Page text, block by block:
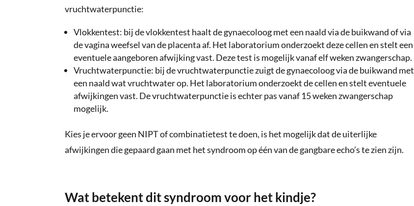
vruchtwaterpunctie:
Vlokkentest: bij de vlokkentest haalt de gynaecoloog met een naald via de buikwand of via
de vagina weefsel van de placenta af. Het laboratorium onderzoekt deze cellen en stelt een
eventuele aangeboren afwijking vast. Deze test is mogelijk vanaf elf weken zwangerschap.
Vruchtwaterpunctie: bij de vruchtwaterpunctie zuigt de gynaecoloog via de buikwand met
een naald wat vruchtwater op. Het laboratorium onderzoekt de cellen en stelt eventuele
afwijkingen vast. De vruchtwaterpunctie is echter pas vanaf 15 weken zwangerschap
mogelijk.
Kies je ervoor geen NIPT of combinatietest te doen, is het mogelijk dat de uiterlijke
afwijkingen die gepaard gaan met het syndroom op één van de gangbare echo’s te zien zijn.
Wat betekent dit syndroom voor het kindje?